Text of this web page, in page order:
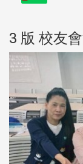
3 版 校友